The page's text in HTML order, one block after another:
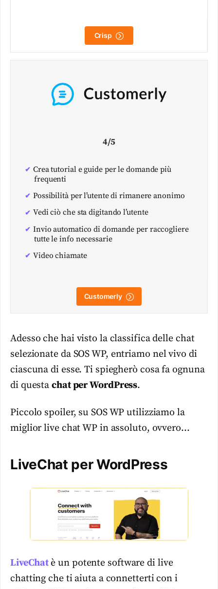
Crisp
4/5
Crea tutorial e guide per le domande più
frequenti
Possibilità per l’utente di rimanere anonimo
Vedi ciò che sta digitando l’utente
Invio automatico di domande per raccogliere
tutte le info necessarie
Video chiamate
Customerly
Adesso che hai visto la classifica delle chat
selezionate da SOS WP, entriamo nel vivo di
ciascuna di esse. Ti spiegherò cosa fa ognuna
di questachat per WordPress.
Piccolo spoiler, su SOS WP utilizziamo la
miglior live chat WP in assoluto, ovvero…
LiveChat per WordPress
LiveChatè un potente software di live
chatting che ti aiuta a connetterti con i